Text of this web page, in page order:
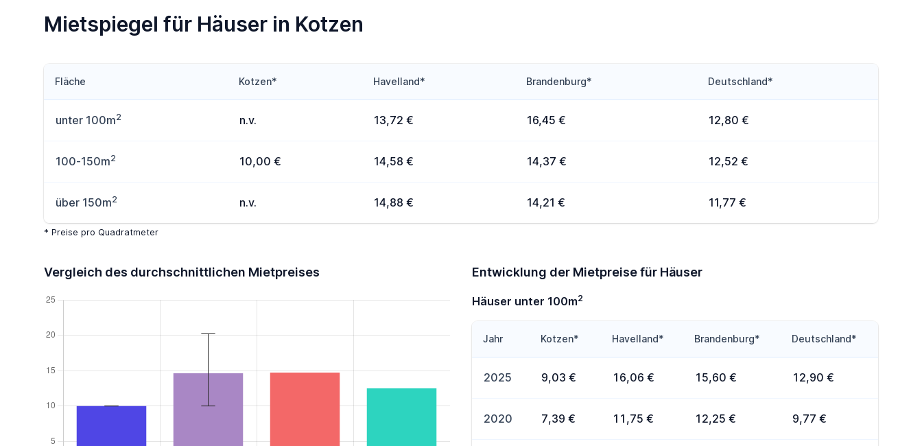
Mietspiegel für Häuser in Kotzen
Fläche Kotzen* Havelland* Brandenburg* Deutschland*
unter 100m2 n.v. 13,72 € 16,45 € 12,80 €
100-150m2 10,00 € 14,58 € 14,37 € 12,52 €
über 150m2 n.v. 14,88 € 14,21 € 11,77 €
* Preise pro Quadratmeter
Vergleich des durchschnittlichen Mietpreises Entwicklung der Mietpreise für Häuser
Häuser unter 100m2
Jahr Kotzen* Havelland* Brandenburg* Deutschland*
2025 9,03 € 16,06 € 15,60 € 12,90 €
2020 7,39 € 11,75 € 12,25 € 9,77 €